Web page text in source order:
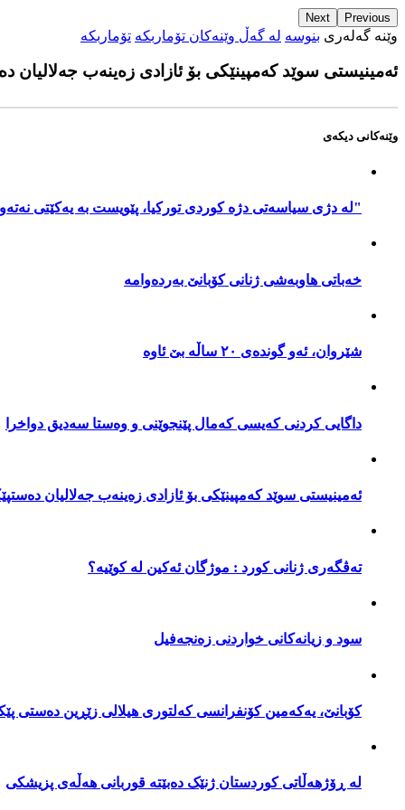
سود و زیانەکانی خواردنی زەنجەفیل
کۆبانێ، یەکەمین کۆنفرانسی کەلتوری هیلالی زێڕین دەستی پێکرد
لە ڕۆژهەڵاتی کوردستان ژنێک دەبێتە قوربانی هەڵەی پزیشکی
Previous
Next
وێنە گەلەری بنوسە لە گەڵ وێنەکان تۆماربکە تۆماربکە
ئەمینیستی سوێد کەمپینێکی بۆ ئازادی زەینەب جەلالیان
وێنەکانی ديكەى
"لە دژی سیاسەتی دژە کوردی تورکیا، پێویست بە یەکێتی
خەباتی هاوبەشی ژنانی کۆبانێ بەردەوامە
شێروان، ئەو گوندەی ٢٠ ساڵە بێ ئاوە
داگایی کردنی کەیسی کەمال پێنجوێنی و وەستا سەدیق دواخرا
ئەمینیستی سوێد کەمپینێکی بۆ ئازادی زەینەب جەلالیان
تەڤگەری ژنانی کورد : موژگان ئەکین لە کوێیە؟
سود و زیانەکانی خواردنی زەنجەفیل
کۆبانێ، یەکەمین کۆنفرانسی کەلتوری هیلالی زێڕین دەستی
لە ڕۆژهەڵاتی کوردستان ژنێک دەبێتە قوربانی هەڵەی پزیشکی